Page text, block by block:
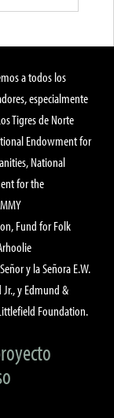
a todos los
especialmente
Tigres de Norte
Endowment for
National
for the
Fund for Folk
y la Señora E.W.
y Edmund &
Foundation.